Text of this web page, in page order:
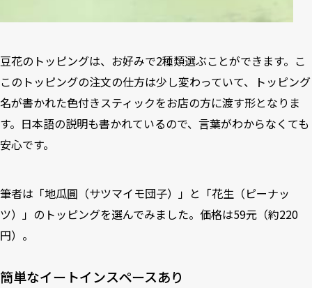
豆花のトッピングは、お好みで2種類選ぶことができます。こ
このトッピングの注文の仕方は少し変わっていて、トッピング
名が書かれた色付きスティックをお店の方に渡す形となりま
す。日本語の説明も書かれているので、言葉がわからなくても
安心です。
筆者は「地瓜圓（サツマイモ団子）」と「花生（ピーナッ
ツ）」のトッピングを選んでみました。価格は59元（約220
円）。
簡単なイートインスペースあり